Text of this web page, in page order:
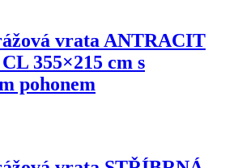
vrataANTRACIT
355×215 cm s
pohonem